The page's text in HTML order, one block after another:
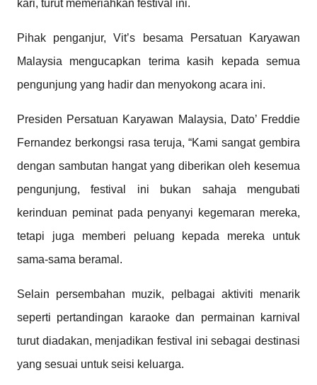
kari, turut memeriahkan festival ini.
Pihak penganjur, Vit’s besama Persatuan Karyawan
Malaysia mengucapkan terima kasih kepada semua
pengunjung yang hadir dan menyokong acara ini.
Presiden Persatuan Karyawan Malaysia, Dato’ Freddie
Fernandez berkongsi rasa teruja, “Kami sangat gembira
dengan sambutan hangat yang diberikan oleh kesemua
pengunjung, festival ini bukan sahaja mengubati
kerinduan peminat pada penyanyi kegemaran mereka,
tetapi juga memberi peluang kepada mereka untuk
sama-sama beramal.
Selain persembahan muzik, pelbagai aktiviti menarik
seperti pertandingan karaoke dan permainan karnival
turut diadakan, menjadikan festival ini sebagai destinasi
yang sesuai untuk seisi keluarga.